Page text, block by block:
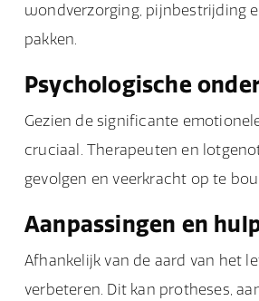
wondverzorging, pijnbestrijding
pakken.
Psychologische
Gezien de significante
cruciaal. Therapeuten en
gevolgen en veerkracht op te
Aanpassingen en
Afhankelijk van de aard van het
verbeteren. Dit kan protheses,